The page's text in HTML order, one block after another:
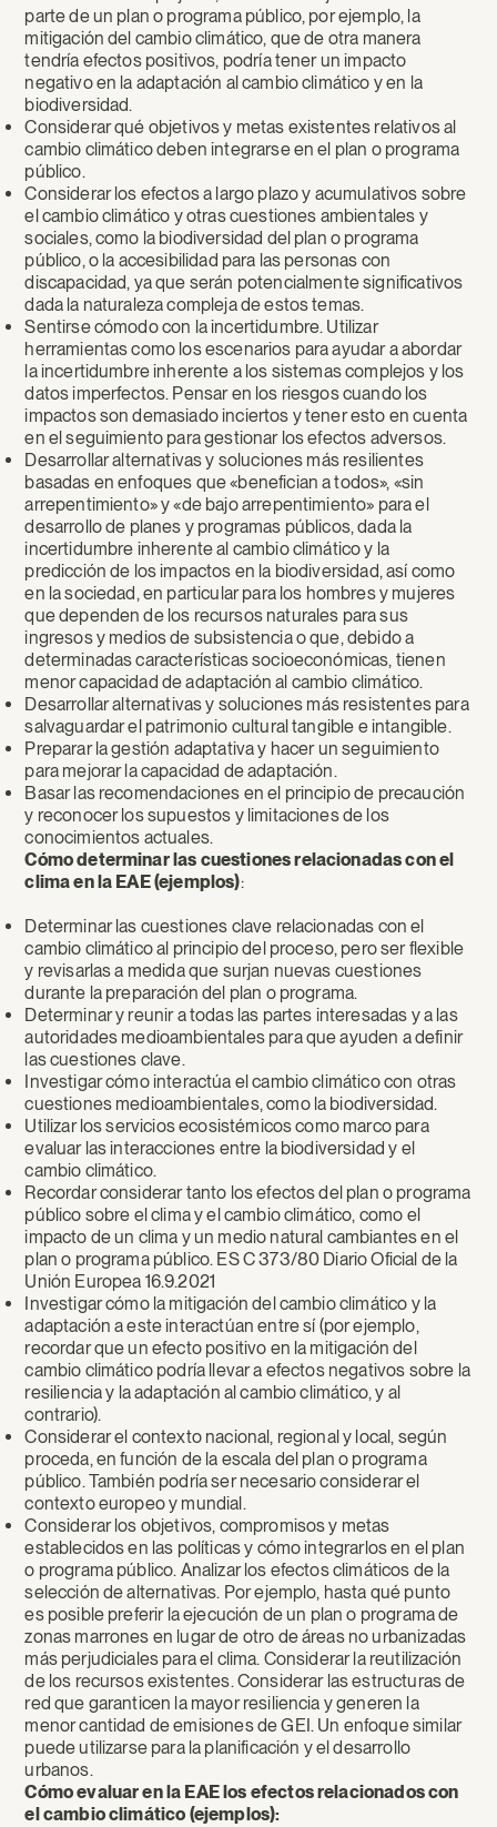
parte de un plan o programa público, por ejemplo, la
mitigación del cambio climático, que de otra manera
tendría efectos positivos, podría tener un impacto
negativo en la adaptación al cambio climático y en la
biodiversidad.
Considerar qué objetivos y metas existentes relativos al
cambio climático deben integrarse en el plan o programa
público.
Considerar los efectos a largo plazo y acumulativos sobre
el cambio climático y otras cuestiones ambientales y
sociales, como la biodiversidad del plan o programa
público, o la accesibilidad para las personas con
discapacidad, ya que serán potencialmente significativos
dada la naturaleza compleja de estos temas.
Sentirse cómodo con la incertidumbre. Utilizar
herramientas como los escenarios para ayudar a abordar
la incertidumbre inherente a los sistemas complejos y los
datos imperfectos. Pensar en los riesgos cuando los
impactos son demasiado inciertos y tener esto en cuenta
en el seguimiento para gestionar los efectos adversos.
Desarrollar alternativas y soluciones más resilientes
basadas en enfoques que «benefician a todos», «sin
arrepentimiento» y «de bajo arrepentimiento» para el
desarrollo de planes y programas públicos, dada la
incertidumbre inherente al cambio climático y la
predicción de los impactos en la biodiversidad, así como
en la sociedad, en particular para los hombres y mujeres
que dependen de los recursos naturales para sus
ingresos y medios de subsistencia o que, debido a
determinadas características socioeconómicas, tienen
menor capacidad de adaptación al cambio climático.
Desarrollar alternativas y soluciones más resistentes para
salvaguardar el patrimonio cultural tangible e intangible.
Preparar la gestión adaptativa y hacer un seguimiento
para mejorar la capacidad de adaptación.
Basar las recomendaciones en el principio de precaución
y reconocer los supuestos y limitaciones de los
conocimientos actuales.
Cómo determinar las cuestiones relacionadas con el
clima en la EAE (ejemplos):
Determinar las cuestiones clave relacionadas con el
cambio climático al principio del proceso, pero ser flexible
y revisarlas a medida que surjan nuevas cuestiones
durante la preparación del plan o programa.
Determinar y reunir a todas las partes interesadas y a las
autoridades medioambientales para que ayuden a definir
las cuestiones clave.
Investigar cómo interactúa el cambio climático con otras
cuestiones medioambientales, como la biodiversidad.
Utilizar los servicios ecosistémicos como marco para
evaluar las interacciones entre la biodiversidad y el
cambio climático.
Recordar considerar tanto los efectos del plan o programa
público sobre el clima y el cambio climático, como el
impacto de un clima y un medio natural cambiantes en el
plan o programa público. ES C 373/80 Diario Oficial de la
Unión Europea 16.9.2021
Investigar cómo la mitigación del cambio climático y la
adaptación a este interactúan entre sí (por ejemplo,
recordar que un efecto positivo en la mitigación del
cambio climático podría llevar a efectos negativos sobre la
resiliencia y la adaptación al cambio climático, y al
contrario).
Considerar el contexto nacional, regional y local, según
proceda, en función de la escala del plan o programa
público. También podría ser necesario considerar el
contexto europeo y mundial.
Considerar los objetivos, compromisos y metas
establecidos en las políticas y cómo integrarlos en el plan
o programa público. Analizar los efectos climáticos de la
selección de alternativas. Por ejemplo, hasta qué punto
es posible preferir la ejecución de un plan o programa de
zonas marrones en lugar de otro de áreas no urbanizadas
más perjudiciales para el clima. Considerar la reutilización
de los recursos existentes. Considerar las estructuras de
red que garanticen la mayor resiliencia y generen la
menor cantidad de emisiones de GEI. Un enfoque similar
puede utilizarse para la planificación y el desarrollo
urbanos.
Cómo evaluar en la EAE los efectos relacionados con
el cambio climático (ejemplos):